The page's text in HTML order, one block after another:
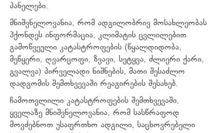
პანელები.
მნიშვნელოვანია, რომ ადგილობრივ მოსახლეობას
ჰქონდეს ინფორმაცია, კლიმატის ცვლილებით
გამოწვეული კატასტროფების (წყალდიდობა,
მეწყერი, ღვარცოფი, ზვავი, სეტყვა, ძლიერი ქარი,
გვალვა) პირველადი ნიშნების, მათი შესაძლო
დადგომის შემთხვევაში რეაგირების შესახებ.
ჩამოთვლილი კატასტროფების შემთხვევაში,
ყველაზე მნიშვნელოვანია, რომ სასწრაფოდ
მოვძებნოთ უსაფრთხო ადგილი, საცხოვრებელი